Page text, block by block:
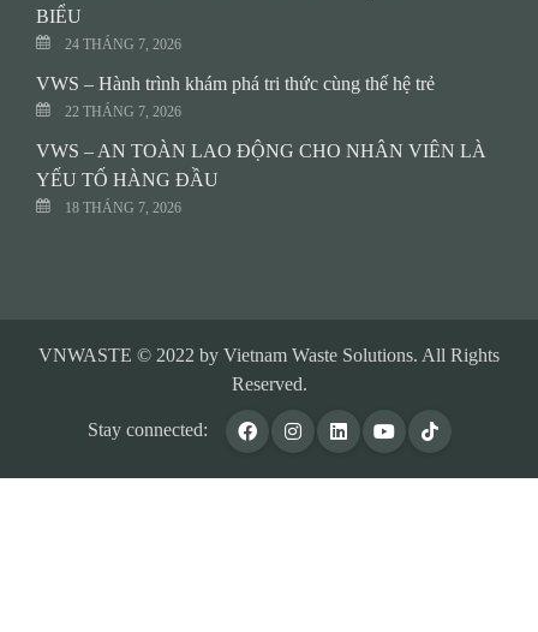
BIỂU
24 THÁNG 7, 2026
VWS – Hành trình khám phá tri thức cùng thế hệ trẻ
22 THÁNG 7, 2026
VWS – AN TOÀN LAO ĐỘNG CHO NHÂN VIÊN LÀ
YẾU TỐ HÀNG ĐẦU
18 THÁNG 7, 2026
VNWASTE © 2022 by Vietnam Waste Solutions. All Rights
Reserved.
Stay connected: